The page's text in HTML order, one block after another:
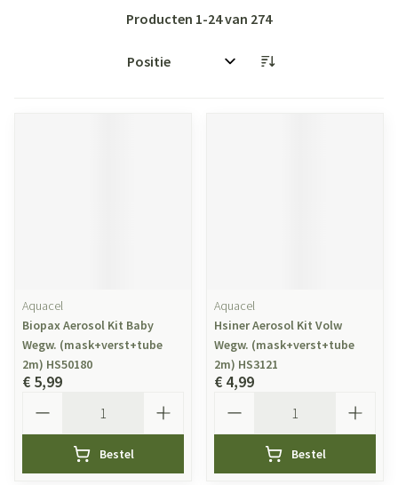
Producten 1-24van 274
Sorteer op:
Aquacel
Biopax Aerosol Kit Baby
Wegw. (mask+verst+tube
2m) HS50180
€ 5,99
Bestel
Aquacel
Hsiner Aerosol Kit Volw
Wegw. (mask+verst+tube
2m) HS3121
€ 4,99
Bestel